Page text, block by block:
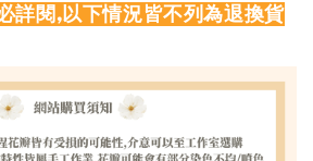
詳閱,以下情況皆不列為退換貨